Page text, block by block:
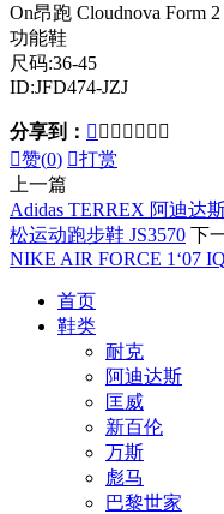
On昂跑 Cloudnova Form
功能鞋
尺码:36-45
ID:JFD474-JZJ
分享到：       
赞(0) 打赏
上一篇
Adidas TERREX 阿迪达
松运动跑步鞋 JS3570 下
NIKE AIR FORCE 1‘07
首页
鞋类
耐克
阿迪达斯
匡威
新百伦
万斯
彪马
巴黎世家